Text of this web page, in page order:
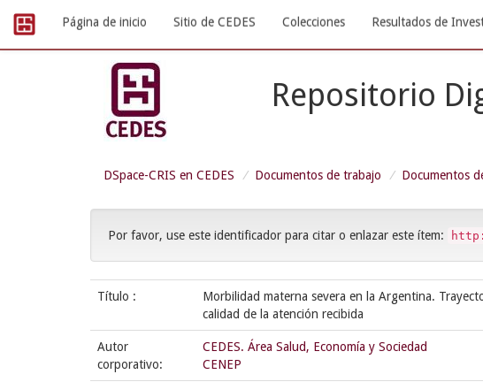
navigation
Página de inicio Sitio de CEDES Colecciones Resultados de
Repositorio
DSpace-CRIS en CEDES Documentos de trabajo Documentos
Por favor, use este identificador para citar o enlazar este ítem:
Título :
Morbilidad materna severa en la Argentina.
calidad de la atención recibida
Autor
corporativo:
CEDES. Área Salud, Economía y Sociedad
CENEP